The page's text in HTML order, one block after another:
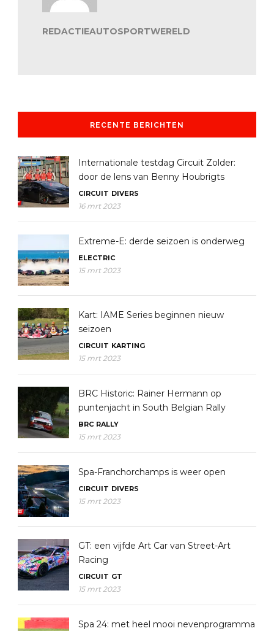
REDACTIEAUTOSPORTWERELD
RECENTE BERICHTEN
Internationale testdag Circuit Zolder:
door de lens van Benny Houbrigts
CIRCUIT DIVERS
16 mrt 2023
Extreme-E: derde seizoen is onderweg
ELECTRIC
15 mrt 2023
Kart: IAME Series beginnen nieuw
seizoen
CIRCUIT KARTING
15 mrt 2023
BRC Historic: Rainer Hermann op
puntenjacht in South Belgian Rally
BRC RALLY
15 mrt 2023
Spa-Franchorchamps is weer open
CIRCUIT DIVERS
15 mrt 2023
GT: een vijfde Art Car van Street-Art
Racing
CIRCUIT GT
15 mrt 2023
Spa 24: met heel mooi nevenprogramma